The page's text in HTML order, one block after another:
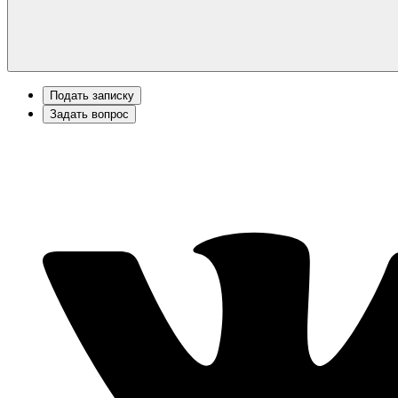
Подать записку
Задать вопрос